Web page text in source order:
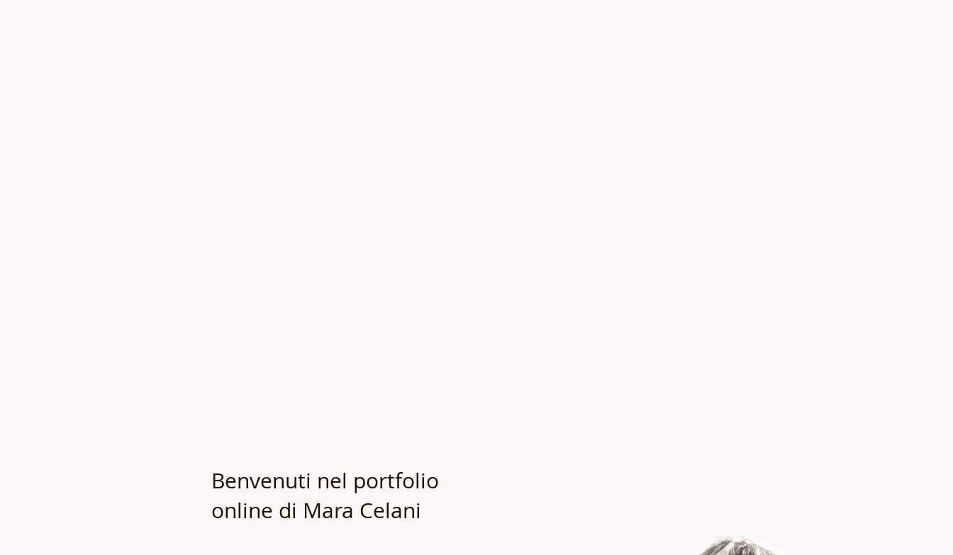
Benvenuti nel portfolio
online di Mara Celani